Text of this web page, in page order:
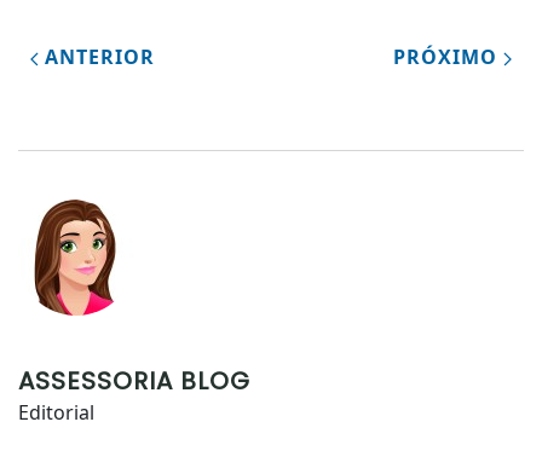
ANTERIOR PRÓXIMO
ASSESSORIA BLOG
Editorial